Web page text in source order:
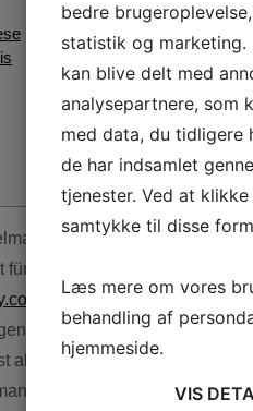
jedes nachfolgende
casino-ohne-lizenz/im
Angebote ansprechend
als.
Diese möchten kein
das Kasino gefällt. Ihr
bedre
statistik og marketing.
kan blive delt med
analysepartnere, som
med data, du tidligere
de har indsamlet
tjenester. Ved at
samtykke til disse
Læs mere om vores
behandling af
hjemmeside.
VIS